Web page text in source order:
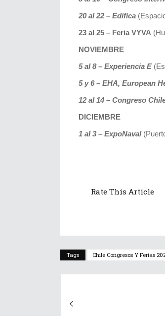
20 al 22 – Edifica
23 al 25 – Feria VYVA
NOVIEMBRE
5 al 8 – Experiencia E
5 y 6 – EHA, European
12 al 14 – Congreso
DICIEMBRE
1 al 3 – ExpoNaval
Rate This Article
Tags Chile Congresos Y Ferias